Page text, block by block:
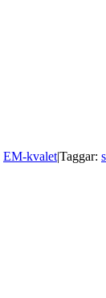
EM-kvalet|Taggar: